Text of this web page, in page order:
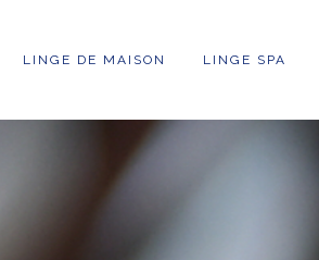
LINGE DE MAISON LINGE SPA